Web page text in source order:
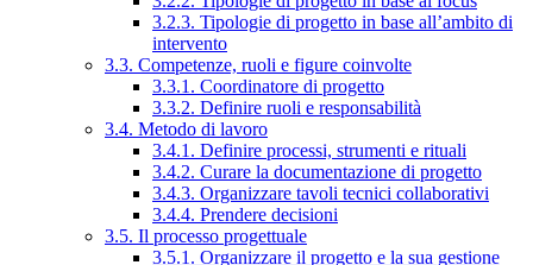
3.2.3. Tipologie di progetto in base all’ambito di
intervento
3.3. Competenze, ruoli e figure coinvolte
3.3.1. Coordinatore di progetto
3.3.2. Definire ruoli e responsabilità
3.4. Metodo di lavoro
3.4.1. Definire processi, strumenti e rituali
3.4.2. Curare la documentazione di progetto
3.4.3. Organizzare tavoli tecnici collaborativi
3.4.4. Prendere decisioni
3.5. Il processo progettuale
3.5.1. Organizzare il progetto e la sua gestione